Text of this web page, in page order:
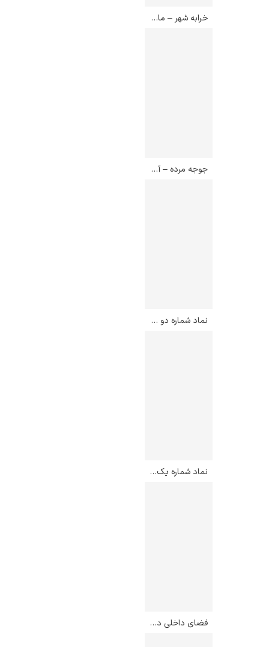
خرابه شهر – ماریا هلنا داسیلوا
جوجه مرده – آنتونیو روتا
نماد شماره دو – کیت هرینگ
نماد شماره یک – کیت هرینگ
فضای داخلی در قرن هفدهم – چارلز گیفورد دایر